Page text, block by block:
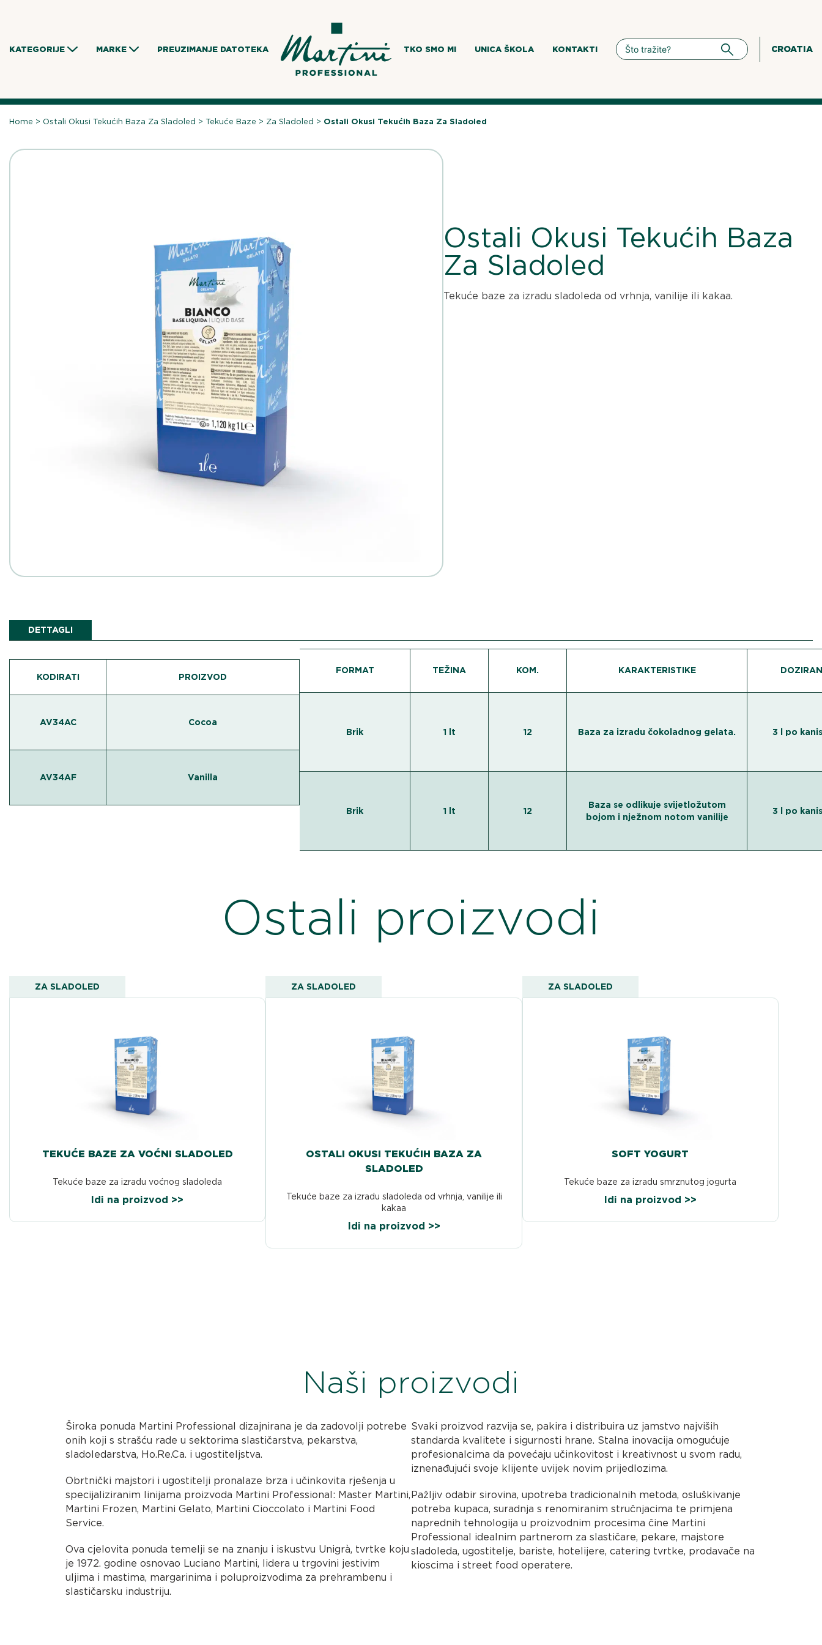
KATEGORIJE MARKE PREUZIMANJE DATOTEKA TKO SMO MI UNICA ŠKOLA KONTAKTI CROATIA
Home > Ostali Okusi Tekućih Baza Za Sladoled >Tekuće Baze > Za Sladoled > Ostali Okusi Tekućih Baza Za Sladoled
Ostali Okusi Tekućih Baza
Za Sladoled
Tekuće baze za izradu sladoleda od vrhnja, vanilije ili kakaa.
DETTAGLI
KODIRATI PROIZVOD
AV34AC Cocoa
AV34AF Vanilla
FORMAT TEŽINA KOM. KARAKTERISTIKE
Brik 1 lt 12 Baza za izradu čokoladnog gelata. 3 l po
Brik 1 lt 12
Baza se odlikuje svijetložutom
bojom i nježnom notom vanilije
3 l po
Ostali proizvodi
ZA SLADOLED
TEKUĆE BAZE ZA VOĆNI SLADOLED
Tekuće baze za izradu voćnog sladoleda
Idi na proizvod >>
ZA SLADOLED
OSTALI OKUSI TEKUĆIH BAZA ZA
SLADOLED
Tekuće baze za izradu sladoleda od vrhnja, vanilije ili
kakaa
Idi na proizvod >>
ZA SLADOLED
SOFT YOGURT
Tekuće baze za izradu smrznutog jogurta
Idi na proizvod >>
Naši proizvodi
Široka ponuda Martini Professional dizajnirana je da zadovolji potrebe
onih koji s strašću rade u sektorima slastičarstva, pekarstva,
sladoledarstva, Ho.Re.Ca. i ugostiteljstva.
Obrtnički majstori i ugostitelji pronalaze brza i učinkovita rješenja u
specijaliziranim linijama proizvoda Martini Professional: Master Martini,
Martini Frozen, Martini Gelato, Martini Cioccolato i Martini Food
Service.
Ova cjelovita ponuda temelji se na znanju i iskustvu Unigrà, tvrtke koju
je 1972. godine osnovao Luciano Martini, lidera u trgovini jestivim
uljima i mastima, margarinima i poluproizvodima za prehrambenu i
slastičarsku industriju.
Svaki proizvod razvija se, pakira i distribuira uz jamstvo najviših
standarda kvalitete i sigurnosti hrane. Stalna inovacija omogućuje
profesionalcima da povećaju učinkovitost i kreativnost u svom radu,
iznenađujući svoje klijente uvijek novim prijedlozima.
Pažljiv odabir sirovina, upotreba tradicionalnih metoda, osluškivanje
potreba kupaca, suradnja s renomiranim stručnjacima te primjena
naprednih tehnologija u proizvodnim procesima čine Martini
Professional idealnim partnerom za slastičare, pekare, majstore
sladoleda, ugostitelje, bariste, hotelijere, catering tvrtke, prodavače na
kioscima i street food operatere.